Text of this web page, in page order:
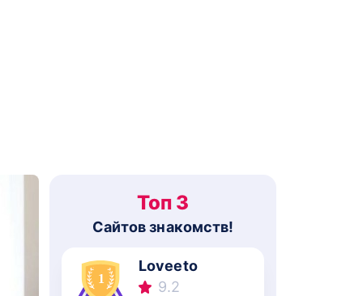
Топ 3
Cайтов знакомств!
Loveeto
9.2